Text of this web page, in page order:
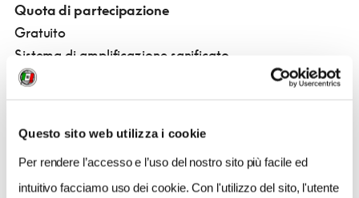
Questo sito web utilizza i cookie
Per rendere l’accesso e l’uso del nostro sito più facile ed
intuitivo facciamo uso dei cookie. Con l'utilizzo del sito, l'utente
Quota di partecipazione
Gratuito
Sistema di amplificazione sanificato
€ 2,00
roma@volontaritouring.it
Condizioni di partecipazione:Le passeggiate
proposte dai Volontari del Touring per l’Appia Day